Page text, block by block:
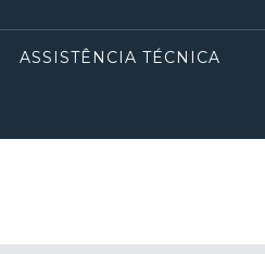
ASSISTÊNCIA TÉCNICA